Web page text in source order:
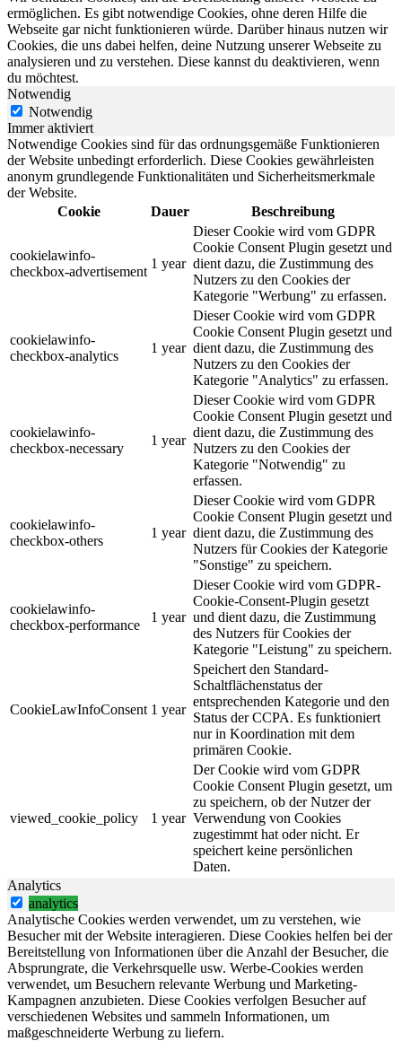
ermöglichen. Es gibt notwendige Cookies, ohne deren Hilfe die
Webseite gar nicht funktionieren würde. Darüber hinaus nutzen wir
Cookies, die uns dabei helfen, deine Nutzung unserer Webseite zu
analysieren und zu verstehen. Diese kannst du deaktivieren, wenn
du möchtest.
Notwendig
Notwendig
Immer aktiviert
Notwendige Cookies sind für das ordnungsgemäße Funktionieren
der Website unbedingt erforderlich. Diese Cookies gewährleisten
anonym grundlegende Funktionalitäten und Sicherheitsmerkmale
der Website.
Cookie
Dauer Beschreibung
cookielawinfo-
checkbox-advertisement
1 year
Dieser Cookie wird vom GDPR
Cookie Consent Plugin gesetzt und
dient dazu, die Zustimmung des
Nutzers zu den Cookies der
Kategorie "Werbung" zu erfassen.
cookielawinfo-
checkbox-analytics
1 year
Dieser Cookie wird vom GDPR
Cookie Consent Plugin gesetzt und
dient dazu, die Zustimmung des
Nutzers zu den Cookies der
Kategorie "Analytics" zu erfassen.
cookielawinfo-
checkbox-necessary
1 year
Dieser Cookie wird vom GDPR
Cookie Consent Plugin gesetzt und
dient dazu, die Zustimmung des
Nutzers zu den Cookies der
Kategorie "Notwendig" zu
erfassen.
cookielawinfo-
checkbox-others
1 year
Dieser Cookie wird vom GDPR
Cookie Consent Plugin gesetzt und
dient dazu, die Zustimmung des
Nutzers für Cookies der Kategorie
"Sonstige" zu speichern.
cookielawinfo-
checkbox-performance
1 year
Dieser Cookie wird vom GDPR-
Cookie-Consent-Plugin gesetzt
und dient dazu, die Zustimmung
des Nutzers für Cookies der
Kategorie "Leistung" zu speichern.
CookieLawInfoConsent 1 year
Speichert den Standard-
Schaltflächenstatus der
entsprechenden Kategorie und den
Status der CCPA. Es funktioniert
nur in Koordination mit dem
primären Cookie.
viewed_cookie_policy 1 year
Der Cookie wird vom GDPR
Cookie Consent Plugin gesetzt, um
zu speichern, ob der Nutzer der
Verwendung von Cookies
zugestimmt hat oder nicht. Er
speichert keine persönlichen
Daten.
Analytics
analytics
Analytische Cookies werden verwendet, um zu verstehen, wie
Besucher mit der Website interagieren. Diese Cookies helfen bei der
Bereitstellung von Informationen über die Anzahl der Besucher, die
Absprungrate, die Verkehrsquelle usw. Werbe-Cookies werden
verwendet, um Besuchern relevante Werbung und Marketing-
Kampagnen anzubieten. Diese Cookies verfolgen Besucher auf
verschiedenen Websites und sammeln Informationen, um
maßgeschneiderte Werbung zu liefern.